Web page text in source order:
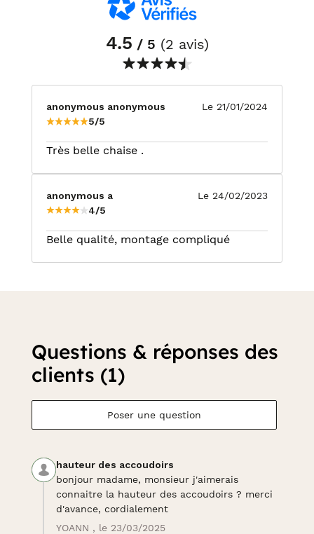
4.5 / 5 (2 avis)
anonymous anonymous
5/5
Le 21/01/2024
Très belle chaise .
anonymous a
4/5
Le 24/02/2023
Belle qualité, montage compliqué
Questions & réponses des
clients (1)
Poser une question
hauteur des accoudoirs
bonjour madame, monsieur j'aimerais
connaitre la hauteur des accoudoirs ? merci
d'avance, cordialement
YOANN , le 23/03/2025